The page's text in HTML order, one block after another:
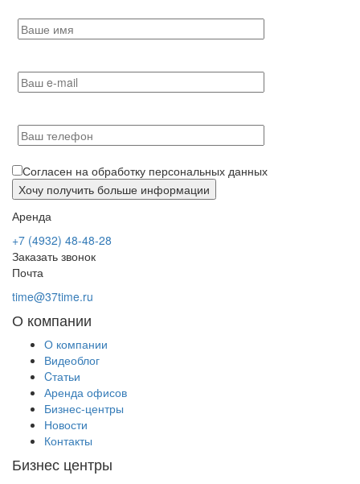
Согласен на обработку персональных данных
Аренда
+7 (4932) 48-48-28
Заказать звонок
Почта
time@37time.ru
О компании
О компании
Видеоблог
Cтатьи
Аренда офисов
Бизнес-центры
Новости
Контакты
Бизнес центры